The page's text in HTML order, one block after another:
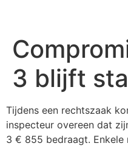
3 blijft
Tijdens een rechtszaak
inspecteur overeen dat
3 € 855 bedraagt.